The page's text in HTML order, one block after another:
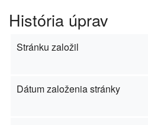
História úprav
Stránku založil
Dátum založenia stránky